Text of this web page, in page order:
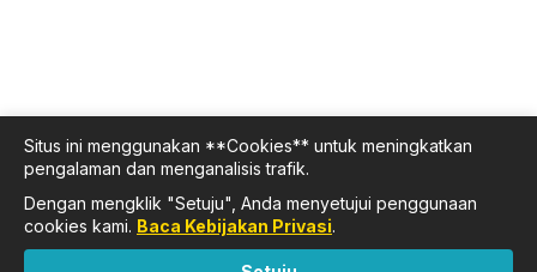
Situs ini menggunakan **Cookies** untuk meningkatkan
pengalaman dan menganalisis trafik.
Dengan mengklik "Setuju", Anda menyetujui penggunaan
cookies kami. Baca Kebijakan Privasi.